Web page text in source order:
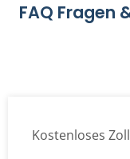
FAQ Fragen
Kostenloses